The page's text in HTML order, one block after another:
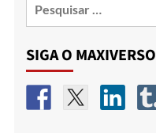
SIGA O MAXIVERSO